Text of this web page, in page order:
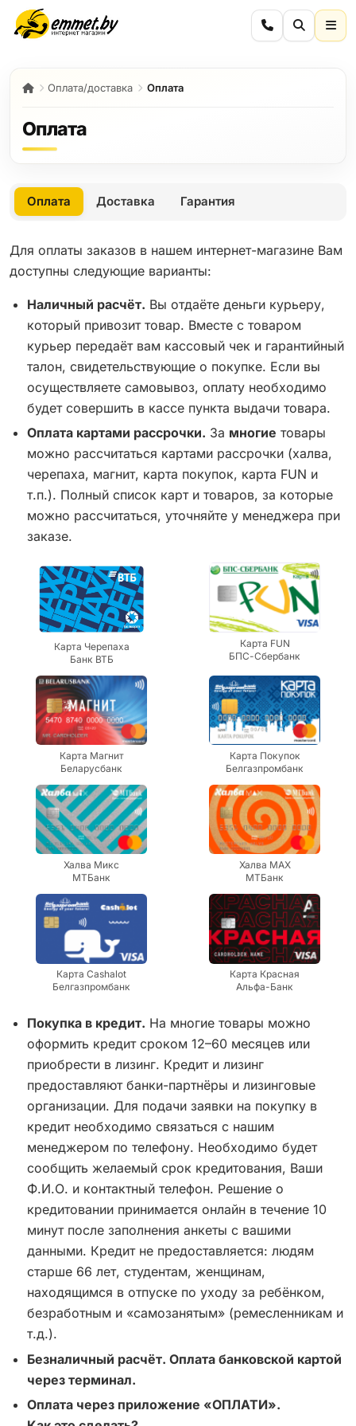
Оплата/доставка Оплата
Оплата
Оплата Доставка Гарантия
Для оплаты заказов в нашем интернет-магазине Вам
доступны следующие варианты:
Наличный расчёт. Вы отдаёте деньги курьеру,
который привозит товар. Вместе с товаром
курьер передаёт вам кассовый чек и гарантийный
талон, свидетельствующие о покупке. Если вы
осуществляете самовывоз, оплату необходимо
будет совершить в кассе пункта выдачи товара.
Оплата картами рассрочки. За многие товары
можно рассчитаться картами рассрочки (халва,
черепаха, магнит, карта покупок, карта FUN и
т.п.). Полный список карт и товаров, за которые
можно рассчитаться, уточняйте у менеджера при
заказе.
Карта Черепаха
Банк ВТБ
Карта FUN
БПС-Сбербанк
Карта Магнит
Беларусбанк
Карта Покупок
Белгазпромбанк
Халва Микс
МТБанк
Халва MAX
МТБанк
Карта Cashalot
Белгазпромбанк
Карта Красная
Альфа-Банк
Покупка в кредит. На многие товары можно
оформить кредит сроком 12–60 месяцев или
приобрести в лизинг. Кредит и лизинг
предоставляют банки-партнёры и лизинговые
организации. Для подачи заявки на покупку в
кредит необходимо связаться с нашим
менеджером по телефону. Необходимо будет
сообщить желаемый срок кредитования, Ваши
Ф.И.О. и контактный телефон. Решение о
кредитовании принимается онлайн в течение 10
минут после заполнения анкеты с вашими
данными. Кредит не предоставляется: людям
старше 66 лет, студентам, женщинам,
находящимся в отпуске по уходу за ребёнком,
безработным и «самозанятым» (ремесленникам и
т.д.).
Безналичный расчёт. Оплата банковской картой
через терминал.
Оплата через приложение «ОПЛАТИ».